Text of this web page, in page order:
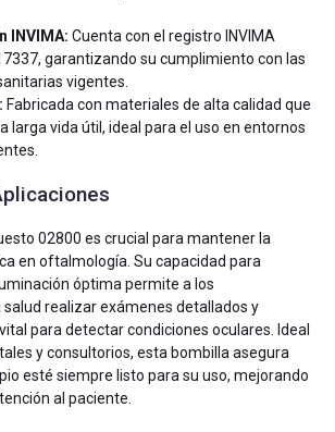
INVIMA: Cuenta con el registro INVIMA
garantizando su cumplimiento con las
vigentes.
Fabricada con materiales de alta calidad que
larga vida útil, ideal para el uso en entornos
02800 es crucial para mantener la
en oftalmología. Su capacidad para
óptima permite a los
realizar exámenes detallados y
para detectar condiciones oculares. Ideal
y consultorios, esta bombilla asegura
esté siempre listo para su uso, mejorando
al paciente.